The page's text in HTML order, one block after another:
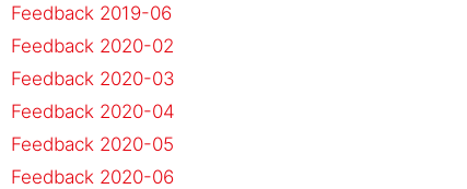
Feedback 2019-06
Feedback 2020-02
Feedback 2020-03
Feedback 2020-04
Feedback 2020-05
Feedback 2020-06